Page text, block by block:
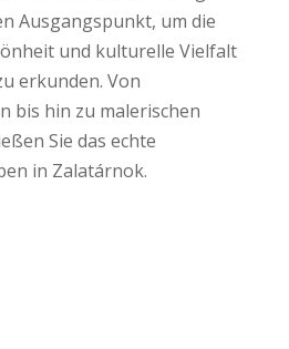
Ausgangspunkt, um die
und kulturelle Vielfalt
erkunden. Von
bis hin zu malerischen
Sie das echte
in Zalatárnok.